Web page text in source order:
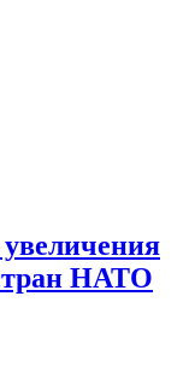
НАТО